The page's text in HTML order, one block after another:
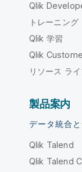
Qlik
トレーニング
Qlik 学習
Qlik
リソース ライ
製品案内
データ統合
Qlik Talend
Qlik Talend